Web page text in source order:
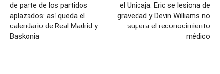
de parte de los partidos
aplazados: así queda el
calendario de Real Madrid y
Baskonia
el Unicaja: Eric se lesiona de
gravedad y Devin Williams no
supera el reconocimiento
médico